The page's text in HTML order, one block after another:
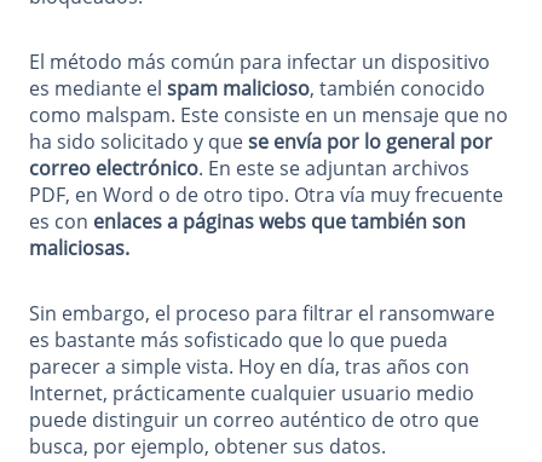
El método más común para infectar un dispositivo
es mediante el spam malicioso, también conocido
como malspam. Este consiste en un mensaje que no
ha sido solicitado y quese envía por lo general por
correo electrónico. En este se adjuntan archivos
PDF, en Word o de otro tipo. Otra vía muy frecuente
es con enlaces a páginas webs que también son
maliciosas.
Sin embargo, el proceso para filtrar el ransomware
es bastante más sofisticado que lo que pueda
parecer a simple vista. Hoy en día, tras años con
Internet, prácticamente cualquier usuario medio
puede distinguir un correo auténtico de otro que
busca, por ejemplo, obtener sus datos.